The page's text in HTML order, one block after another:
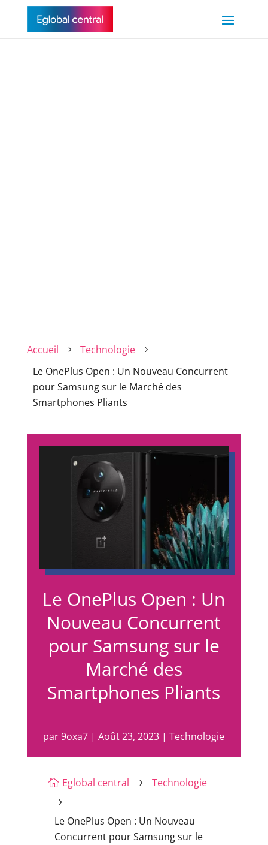
Accueil 5 Technologie 5
Le OnePlus Open : Un Nouveau Concurrent
pour Samsung sur le Marché des
Smartphones Pliants
Le OnePlus Open : Un
Nouveau Concurrent
pour Samsung sur le
Marché des
Smartphones Pliants
par9oxa7 |Août 23, 2023 |Technologie
 Eglobal central 5 Technologie
5
Le OnePlus Open : Un Nouveau
Concurrent pour Samsung sur le